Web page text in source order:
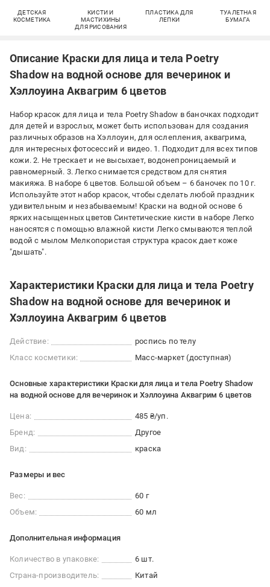
ДЕТСКАЯ
КОСМЕТИКА
КИСТИ И
МАСТИХИНЫ
ДЛЯ РИСОВАНИЯ
ПЛАСТИКА ДЛЯ
ЛЕПКИ
ТУАЛЕТНАЯ
БУМАГА
Описание Краски для лица и тела Poetry
Shadow на водной основе для вечеринок и
Хэллоуина Аквагрим 6 цветов
Набор красок для лица и тела Poetry Shadow в баночках подходит
для детей и взрослых, может быть использован для создания
различных образов на Хэллоуин, для ослепления, аквагрима,
для интересных фотосессий и видео. 1. Подходит для всех типов
кожи. 2. Не трескает и не высыхает, водонепроницаемый и
равномерный. 3. Легко снимается средством для снятия
макияжа. В наборе 6 цветов. Большой объем – 6 баночек по 10 г.
Используйте этот набор красок, чтобы сделать любой праздник
удивительным и незабываемым! Краски на водной основе 6
ярких насыщенных цветов Синтетические кисти в наборе Легко
наносятся с помощью влажной кисти Легко смываются теплой
водой с мылом Мелкопористая структура красок дает коже
"дышать".
Характеристики Краски для лица и тела Poetry
Shadow на водной основе для вечеринок и
Хэллоуина Аквагрим 6 цветов
Действие:
роспись по телу
Класс косметики:
Масс-маркет (доступная)
Основные характеристики Краски для лица и тела Poetry Shadow
на водной основе для вечеринок и Хэллоуина Аквагрим 6 цветов
Цена:
485 ₴/уп.
Бренд:
Другое
Вид:
краска
Размеры и вес
Вес:
60 г
Объем:
60 мл
Дополнительная информация
Количество в упаковке:
6 шт.
Страна-производитель:
Китай